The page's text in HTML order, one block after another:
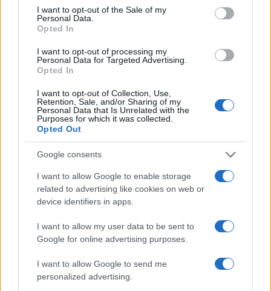
consent section.
I want to opt-out of the Sale of my
Personal Data.
Opted In
I want to opt-out of processing my
Personal Data for Targeted Advertising.
Opted In
I want to opt-out of Collection, Use,
Retention, Sale, and/or Sharing of my
Personal Data that Is Unrelated with the
Purposes for which it was collected.
Opted Out
Google consents
I want to allow Google to enable storage
related to advertising like cookies on web or
device identifiers in apps.
I want to allow my user data to be sent to
Google for online advertising purposes.
I want to allow Google to send me
personalized advertising.
Πιο σχολιασμένα
Βγήκαν ξανά τα μαχαίρια στην Ελπίδα
για τη Δημοκρατία: «Καρυστιανού,
Γρατσία και Γαλανός μετέτρεψαν το
Μετέτρεψαν το Σαρακήνικο της Μήλου
σε ελικοδρόμιο – «Πάρκαραν» το
ελικόπτερο τους για να κάνουν μπάνιο
85 Το οικονομικό πρόγραμμα της ΕΛΑΣ που
θα παρουσιάσει ο Αλέξης Τσίπρας στη
Θεσσαλονίκη: Σχέδιο τετραετίας
ΕΛΑΣ: Ο Αλέξης Δέδες ο πρώτος
υποψήφιος βουλευτής του κόμματος –
Από τα διοικητικά της ΑΕΚ στην πολιτική
Σούπερ μάρκετ: Νέες μειώσεις τιμών –
916 προϊόντα στην εθνική πρωτοβουλία,